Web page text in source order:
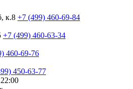
к.8 +7 (499) 460-69-84
+7 (499) 460-63-34
460-69-76
450-63-77